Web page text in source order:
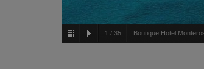
1 / 35 Boutique Hotel